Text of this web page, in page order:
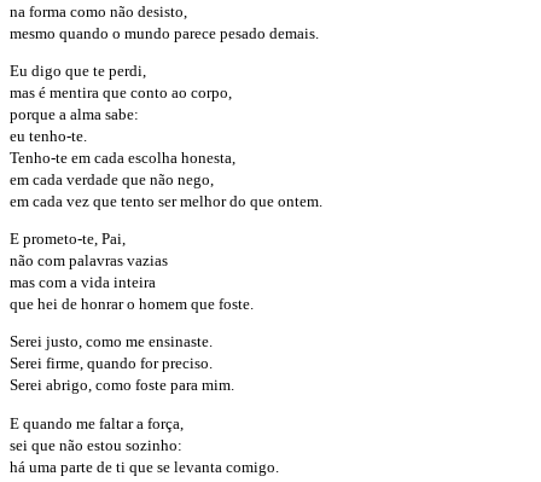
na forma como não desisto,
mesmo quando o mundo parece pesado demais.
Eu digo que te perdi,
mas é mentira que conto ao corpo,
porque a alma sabe:
eu tenho-te.
Tenho-te em cada escolha honesta,
em cada verdade que não nego,
em cada vez que tento ser melhor do que ontem.
E prometo-te, Pai,
não com palavras vazias
mas com a vida inteira
que hei de honrar o homem que foste.
Serei justo, como me ensinaste.
Serei firme, quando for preciso.
Serei abrigo, como foste para mim.
E quando me faltar a força,
sei que não estou sozinho:
há uma parte de ti que se levanta comigo.